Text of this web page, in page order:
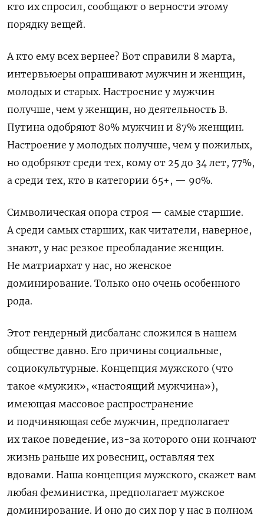
кто их спросил, сообщают о верности этому
порядку вещей.
А кто ему всех вернее? Вот справили 8 марта,
интервьюеры опрашивают мужчин и женщин,
молодых и старых. Настроение у мужчин
получше, чем у женщин, но деятельность В.
Путина одобряют 80% мужчин и 87% женщин.
Настроение у молодых получше, чем у пожилых,
но одобряют среди тех, кому от 25 до 34 лет, 77%,
а среди тех, кто в категории 65+, — 90%.
Символическая опора строя — самые старшие.
А среди самых старших, как читатели, наверное,
знают, у нас резкое преобладание женщин.
Не матриархат у нас, но женское
доминирование. Только оно очень особенного
рода.
Этот гендерный дисбаланс сложился в нашем
обществе давно. Его причины социальные,
социокультурные. Концепция мужского (что
такое «мужик», «настоящий мужчина»),
имеющая массовое распространение
и подчиняющая себе мужчин, предполагает
их такое поведение, из-за которого они кончают
жизнь раньше их ровесниц, оставляя тех
вдовами. Наша концепция мужского, скажет вам
любая феминистка, предполагает мужское
доминирование. И оно до сих пор у нас в полном